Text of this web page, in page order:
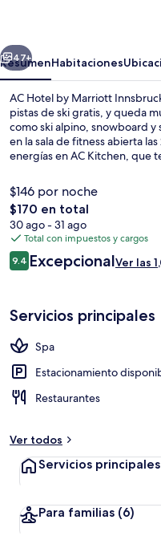
Innsbruck
Siguiente
47+
ResumenHabitaciones
AC Hotel by Marriott
pistas de ski gratis, y queda
como ski alpino, snowboard
en la sala de fitness abierta
energías en AC Kitchen, que
cenas. Este hotel de estilo
lounge, su sauna y su snack
de beneficios como
les encantan las amenidades
amable y el desayuno.
$146 por noche
El
precio
total
es
de
$170 en total
30 ago - 31 ago
Total con impuestos y cargos
Opiniones
9.49.4 de 10,
ExcepcionalVer las
Servicios principales
Spa
Estacionamiento
Restaurantes
Ver todos
Servicios principales
Para familias (6)